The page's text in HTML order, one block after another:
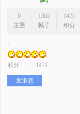
0
主题
1302
帖子
1471
积分
积分 1471
发消息